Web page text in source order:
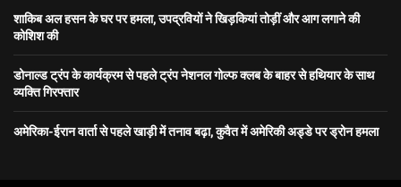
शाकिब अल हसन के घर पर हमला, उपद्रवियों ने खिड़कियां तोड़ीं और आग लगाने की
कोशिश की
डोनाल्ड ट्रंप के कार्यक्रम से पहले ट्रंप नेशनल गोल्फ क्लब के बाहर से हथियार के साथ
व्यक्ति गिरफ्तार
अमेरिका-ईरान वार्ता से पहले खाड़ी में तनाव बढ़ा, कुवैत में अमेरिकी अड्डे पर ड्रोन हमला